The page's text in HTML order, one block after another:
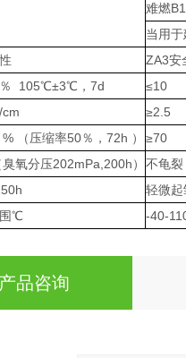
难燃
当用
ZA3安
％ 105℃±3℃，7d
≤10
≥2.5
（压缩率50％，72h ）
≥70
氧分压202mPa,200h） 不龟裂
轻微
℃
-40-
产品咨询